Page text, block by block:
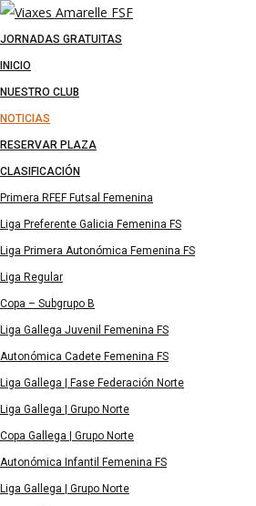
JORNADAS GRATUITAS
INICIO
NUESTRO CLUB
NOTICIAS
RESERVAR PLAZA
CLASIFICACIÓN
Primera RFEF Futsal Femenina
Liga Preferente Galicia Femenina FS
Liga Primera Autonómica Femenina FS
Liga Regular
Copa – Subgrupo B
Liga Gallega Juvenil Femenina FS
Autonómica Cadete Femenina FS
Liga Gallega | Fase Federación Norte
Liga Gallega | Grupo Norte
Copa Gallega | Grupo Norte
Autonómica Infantil Femenina FS
Liga Gallega | Grupo Norte